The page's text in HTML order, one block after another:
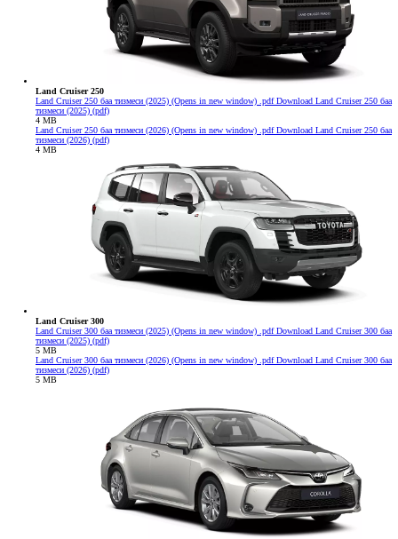
Land Cruiser 250
Land Cruiser 250 баа тизмеси (2025) (Opens in new window) .pdfDownload Land Cruiser 250 баа
тизмеси (2025) (pdf)
4 MB
Land Cruiser 250 баа тизмеси (2026) (Opens in new window) .pdfDownload Land Cruiser 250 баа
тизмеси (2026) (pdf)
4 MB
Land Cruiser 300
Land Cruiser 300 баа тизмеси (2025) (Opens in new window) .pdfDownload Land Cruiser 300 баа
тизмеси (2025) (pdf)
5 MB
Land Cruiser 300 баа тизмеси (2026) (Opens in new window) .pdfDownload Land Cruiser 300 баа
тизмеси (2026) (pdf)
5 MB